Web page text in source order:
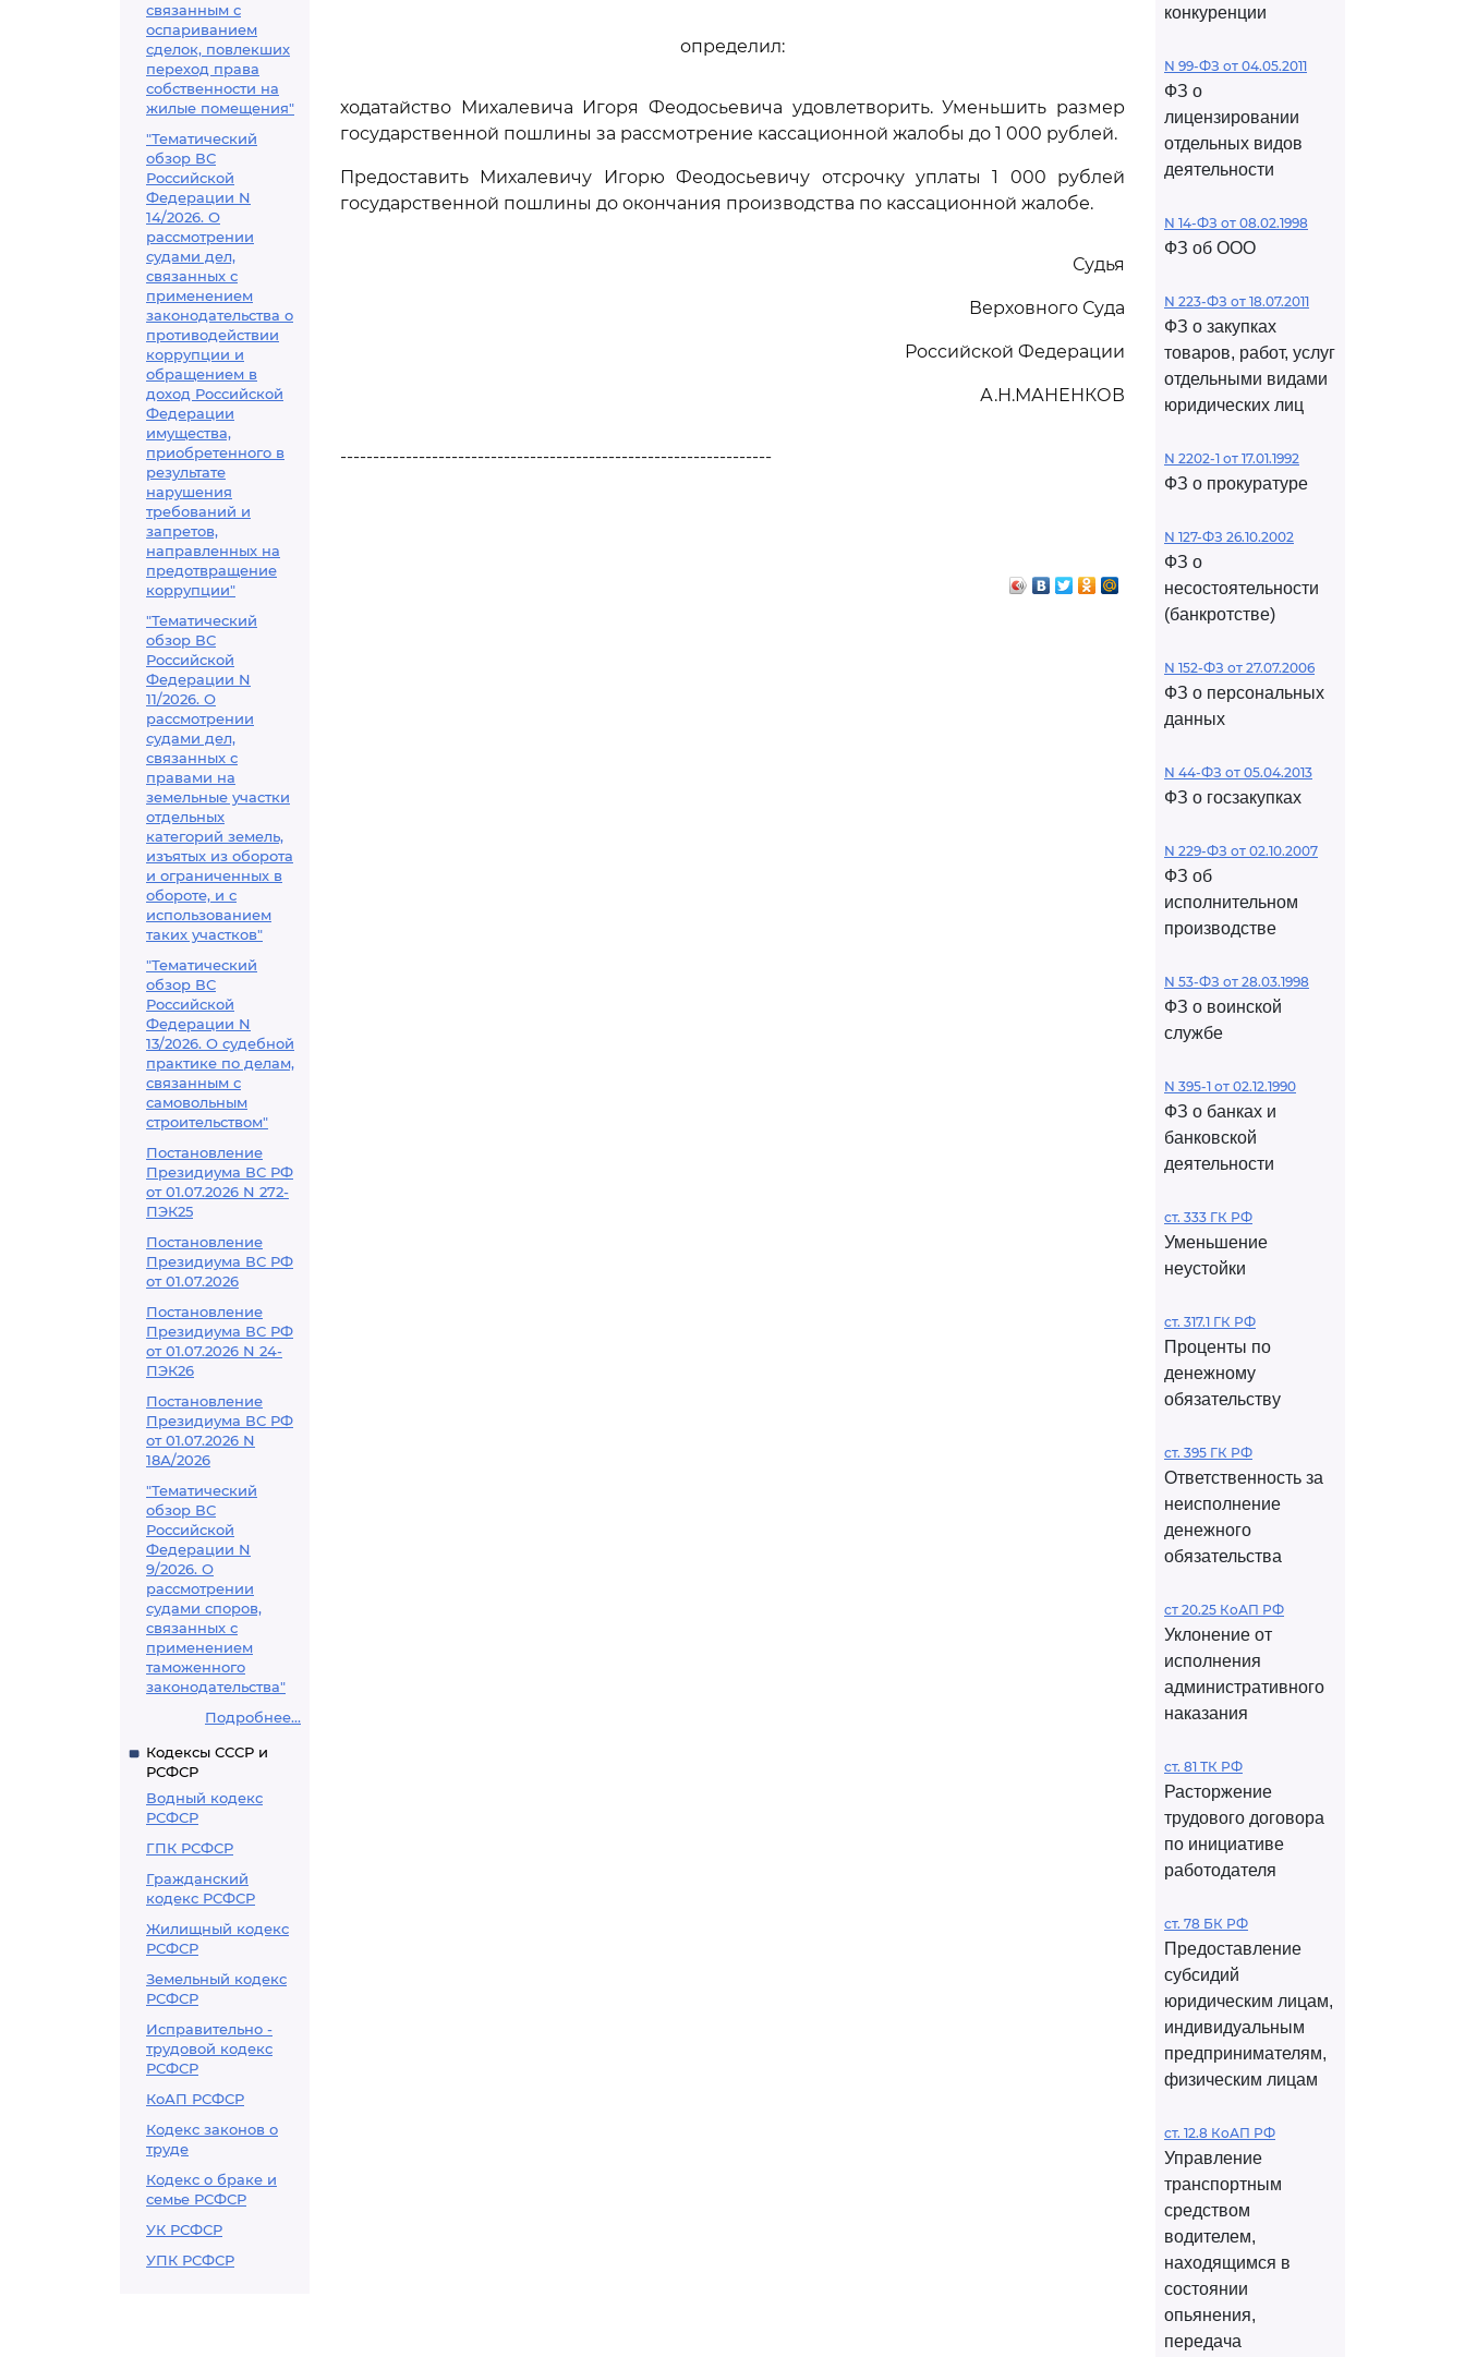
связанным с
оспариванием
сделок, повлекших
переход права
собственности на
жилые помещения"
"Тематический
обзор ВС
Российской
Федерации N
14/2026. О
рассмотрении
судами дел,
связанных с
применением
законодательства о
противодействии
коррупции и
обращением в
доход Российской
Федерации
имущества,
приобретенного в
результате
нарушения
требований и
запретов,
направленных на
предотвращение
коррупции"
"Тематический
обзор ВС
Российской
Федерации N
11/2026. О
рассмотрении
судами дел,
связанных с
правами на
земельные участки
отдельных
категорий земель,
изъятых из оборота
и ограниченных в
обороте, и с
использованием
таких участков"
"Тематический
обзор ВС
Российской
Федерации N
13/2026. О судебной
практике по делам,
связанным с
самовольным
строительством"
Постановление
Президиума ВС РФ
от 01.07.2026 N 272-
ПЭК25
Постановление
Президиума ВС РФ
от 01.07.2026
Постановление
Президиума ВС РФ
от 01.07.2026 N 24-
ПЭК26
Постановление
Президиума ВС РФ
от 01.07.2026 N
18А/2026
"Тематический
обзор ВС
Российской
Федерации N
9/2026. О
рассмотрении
судами споров,
связанных с
применением
таможенного
законодательства"
Подробнее...
Кодексы СССР и
РСФСР
Водный кодекс
РСФСР
ГПК РСФСР
Гражданский
кодекс РСФСР
Жилищный кодекс
РСФСР
Земельный кодекс
РСФСР
Исправительно -
трудовой кодекс
РСФСР
КоАП РСФСР
Кодекс законов о
труде
Кодекс о браке и
семье РСФСР
УК РСФСР
УПК РСФСР
определил:
ходатайство Михалевича Игоря Феодосьевича удовлетворить. Уменьшить размер
государственной пошлины за рассмотрение кассационной жалобы до 1 000 рублей.
Предоставить Михалевичу Игорю Феодосьевичу отсрочку уплаты 1 000 рублей
государственной пошлины до окончания производства по кассационной жалобе.
Судья
Верховного Суда
Российской Федерации
А.Н.МАНЕНКОВ
------------------------------------------------------------------
конкуренции
N 99-ФЗ от 04.05.2011
ФЗ о
лицензировании
отдельных видов
деятельности
N 14-ФЗ от 08.02.1998
ФЗ об ООО
N 223-ФЗ от 18.07.2011
ФЗ о закупках
товаров, работ, услуг
отдельными видами
юридических лиц
N 2202-1 от 17.01.1992
ФЗ о прокуратуре
N 127-ФЗ 26.10.2002
ФЗ о
несостоятельности
(банкротстве)
N 152-ФЗ от 27.07.2006
ФЗ о персональных
данных
N 44-ФЗ от 05.04.2013
ФЗ о госзакупках
N 229-ФЗ от 02.10.2007
ФЗ об
исполнительном
производстве
N 53-ФЗ от 28.03.1998
ФЗ о воинской
службе
N 395-1 от 02.12.1990
ФЗ о банках и
банковской
деятельности
ст. 333 ГК РФ
Уменьшение
неустойки
ст. 317.1 ГК РФ
Проценты по
денежному
обязательству
ст. 395 ГК РФ
Ответственность за
неисполнение
денежного
обязательства
ст 20.25 КоАП РФ
Уклонение от
исполнения
административного
наказания
ст. 81 ТК РФ
Расторжение
трудового договора
по инициативе
работодателя
ст. 78 БК РФ
Предоставление
субсидий
юридическим лицам,
индивидуальным
предпринимателям,
физическим лицам
ст. 12.8 КоАП РФ
Управление
транспортным
средством
водителем,
находящимся в
состоянии
опьянения,
передача